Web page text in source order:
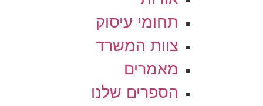
תחומי עיסוק
צוות המשרד
מאמרים
הספרים שלנו